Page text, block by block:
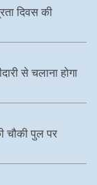
दिवस की
से चलाना होगा
चौकी पुल पर